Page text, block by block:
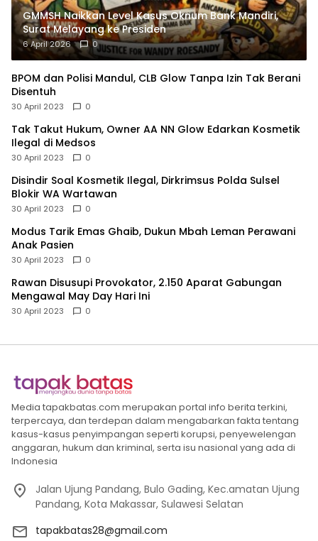
GMMSH Naikkan Level Kasus Oknum Bank Mandiri,
Surat Melayang ke Presiden
6 April 2026 0
BPOM dan Polisi Mandul, CLB Glow Tanpa Izin Tak Berani
Disentuh
30 April 2023 0
Tak Takut Hukum, Owner AA NN Glow Edarkan Kosmetik
Ilegal di Medsos
30 April 2023 0
Disindir Soal Kosmetik Ilegal, Dirkrimsus Polda Sulsel
Blokir WA Wartawan
30 April 2023 0
Modus Tarik Emas Ghaib, Dukun Mbah Leman Perawani
Anak Pasien
30 April 2023 0
Rawan Disusupi Provokator, 2.150 Aparat Gabungan
Mengawal May Day Hari Ini
30 April 2023 0
Media tapakbatas.com merupakan portal info berita terkini,
terpercaya, dan terdepan dalam mengabarkan fakta tentang
kasus-kasus penyimpangan seperti korupsi, penyewelengan
anggaran, hukum dan kriminal, serta isu nasional yang ada di
Indonesia
Jalan Ujung Pandang, Bulo Gading, Kec.amatan Ujung
Pandang, Kota Makassar, Sulawesi Selatan
tapakbatas28@gmail.com